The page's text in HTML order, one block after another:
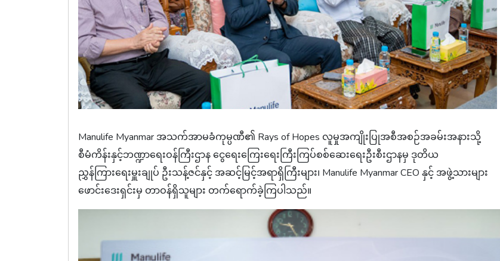
Manulife Myanmar အသက်အာမခံကုမ္ပဏီ၏ Rays of Hopes လူမှုအကျိုးပြုအစီအစဉ်အခမ်းအနားသို့
စီမံကိန်းနှင့်ဘဏ္ဍာရေးဝန်ကြီးဌာန ငွေရေးကြေးရေးကြီးကြပ်စစ်ဆေးရေးဦးစီးဌာနမှ ဒုတိယ
ညွှန်ကြားရေးမှူးချုပ် ဦးသန့်ဇင်နှင့် အဆင့်မြင့်အရာရှိကြီးများ၊ Manulife Myanmar CEO နှင့် အဖွဲ့သားများ
ဖောင်းဒေးရှင်းမှ တာဝန်ရှိသူများ တက်ရောက်ခဲ့ကြပါသည်။